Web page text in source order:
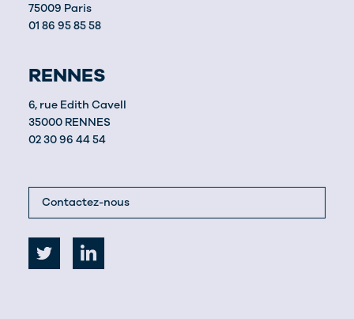
75009 Paris
01 86 95 85 58
RENNES
6, rue Edith Cavell
35000 RENNES
02 30 96 44 54
Contactez-nous